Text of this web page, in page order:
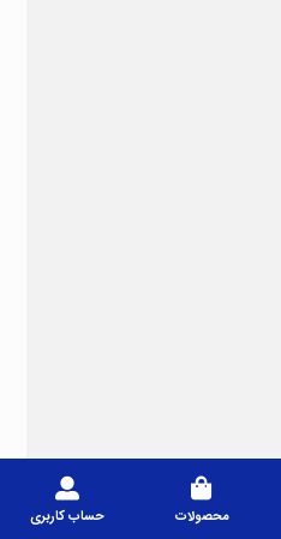
محصولات حساب کاربری